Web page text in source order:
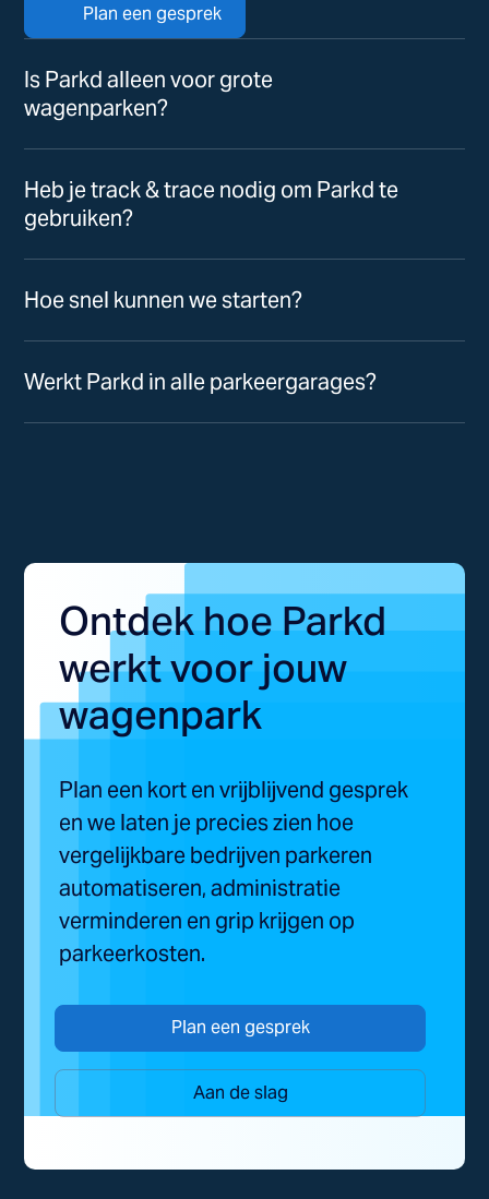
Plan een gesprek
Is Parkd alleen voor grote
wagenparken?
Heb je track & trace nodig om Parkd te
gebruiken?
Hoe snel kunnen we starten?
Werkt Parkd in alle parkeergarages?
Ontdek hoe Parkd
werkt voor jouw
wagenpark
Plan een kort en vrijblijvend gesprek
en we laten je precies zien hoe
vergelijkbare bedrijven parkeren
automatiseren, administratie
verminderen en grip krijgen op
parkeerkosten.
Plan een gesprek
Aan de slag